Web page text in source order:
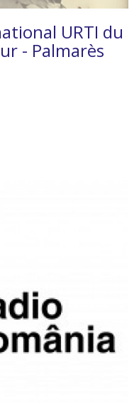
URTI du
- Palmarès